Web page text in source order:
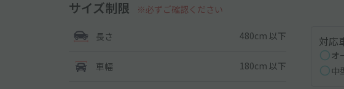
サイズ制限 ※必ずご確認ください
長さ 480cm 以下
車幅 180cm 以下
対応
オ
中